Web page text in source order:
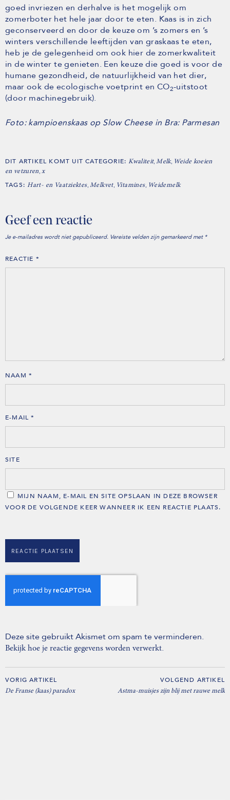
goed invriezen en derhalve is het mogelijk om
zomerboter het hele jaar door te eten. Kaas is in zich
geconserveerd en door de keuze om ’s zomers en ’s
winters verschillende leeftijden van graskaas te eten,
heb je de gelegenheid om ook hier de zomerkwaliteit
in de winter te genieten. Een keuze die goed is voor de
humane gezondheid, de natuurlijkheid van het dier,
maar ook de ecologische voetprint en CO2-uitstoot
(door machinegebruik).
Foto: kampioenskaas op Slow Cheese in Bra: Parmesan
DIT ARTIKEL KOMT UIT CATEGORIE:Kwaliteit,Melk, Weide koeien
en vetzuren, x
TAGS:Hart- en Vaatziektes, Melkvet, Vitamines, Weidemelk
Geef een reactie
Je e-mailadres wordt niet gepubliceerd. Vereiste velden zijn gemarkeerd met *
REACTIE *
NAAM *
E-MAIL*
SITE
MIJN NAAM, E-MAIL EN SITE OPSLAAN IN DEZE BROWSER
VOOR DE VOLGENDE KEER WANNEER IK EEN REACTIE PLAATS.
Deze site gebruikt Akismet om spam te verminderen.
Bekijk hoe je reactie gegevens worden verwerkt.
VORIG ARTIKEL
De Franse (kaas) paradox
VOLGEND ARTIKEL
Astma-muisjes zijn blij met rauwe melk